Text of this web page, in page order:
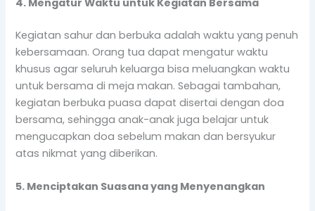
Kegiatan sahur dan berbuka adalah waktu yang penuh
kebersamaan. Orang tua dapat mengatur waktu
khusus agar seluruh keluarga bisa meluangkan waktu
untuk bersama di meja makan. Sebagai tambahan,
kegiatan berbuka puasa dapat disertai dengan doa
bersama, sehingga anak-anak juga belajar untuk
mengucapkan doa sebelum makan dan bersyukur
atas nikmat yang diberikan.
5. Menciptakan Suasana yang Menyenangkan